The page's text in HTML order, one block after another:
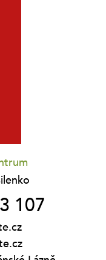
107